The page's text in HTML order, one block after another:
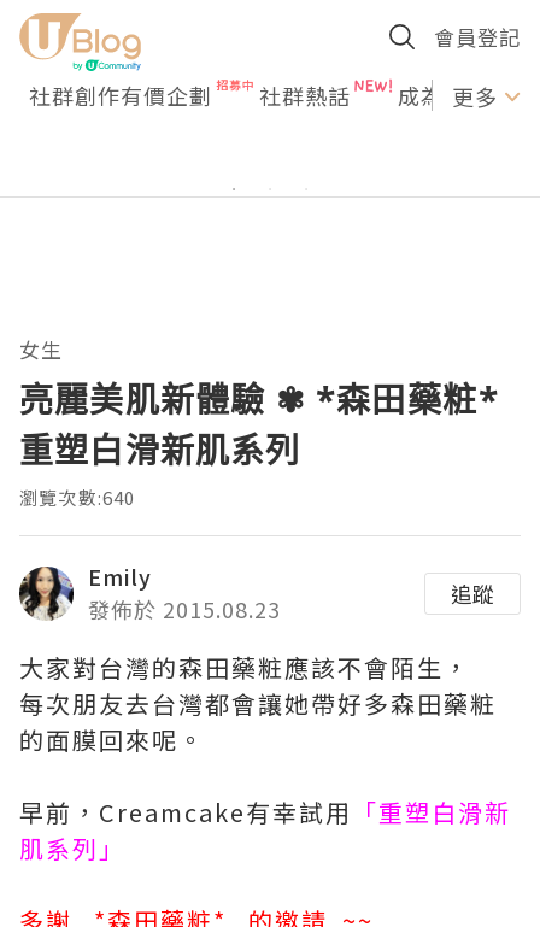
會員登記
社群創作有價企劃 社群熱話 成為U更多
女生
亮麗美肌新體驗 ✾ *森田藥粧*
重塑白滑新肌系列
瀏覽次數:640
Emily
發佈於 2015.08.23
追蹤
大家對台灣的森田藥粧應該不會陌生，
每次朋友去台灣都會讓她帶好多森田藥粧
的面膜回來呢。
早前，Creamcake有幸試用 「重塑白滑新
肌系列」